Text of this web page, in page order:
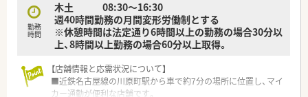
勤務
時間
木土 08:30～16:30
週40時間勤務の月間変形労働制とする
※休憩時間は法定通り6時間以上の勤務の場合30分以
上、8時間以上勤務の場合60分以上取得。
【店舗情報と応需状況について】
■近鉄名古屋線の川原町駅から車で約7分の場所に位置し、マイ
カー通勤が便利な店舗です。